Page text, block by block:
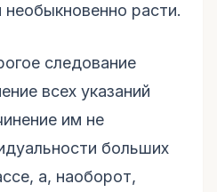
необыкновенно расти.
следование
всех указаний
им не
больших
а, наоборот,